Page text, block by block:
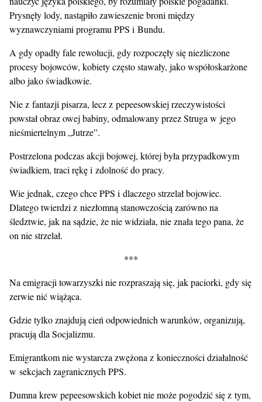
Prysnęły lody, nastąpiło zawieszenie broni między
wyznawczyniami programu PPS i Bundu.
A gdy opadły fale rewolucji, gdy rozpoczęły się niezliczone
procesy bojowców, kobiety często stawały, jako współoskarżone
albo jako świadkowie.
Nie z fantazji pisarza, lecz z pepeesowskiej rzeczywistości
powstał obraz owej babiny, odmalowany przez Struga w jego
nieśmiertelnym „Jutrze”.
Postrzelona podczas akcji bojowej, której była przypadkowym
świadkiem, traci rękę i zdolność do pracy.
Wie jednak, czego chce PPS i dlaczego strzelał bojowiec.
Dlatego twierdzi z niezłomną stanowczością zarówno na
śledztwie, jak na sądzie, że nie widziała, nie znała tego pana, że
on nie strzelał.
***
Na emigracji towarzyszki nie rozpraszają się, jak paciorki, gdy się
zerwie nić wiążąca.
Gdzie tylko znajdują cień odpowiednich warunków, organizują,
pracują dla Socjalizmu.
Emigrantkom nie wystarcza zwężona z konieczności działalność
w sekcjach zagranicznych PPS.
Dumna krew pepeesowskich kobiet nie może pogodzić się z tym,